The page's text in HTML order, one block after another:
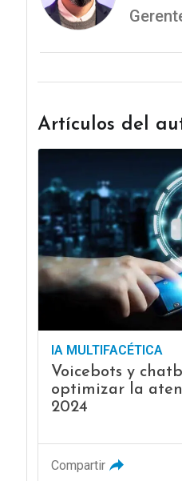
Artículos del
IA MULTIFACÉTICA
Voicebots y
optimizar la
2024
Compartir